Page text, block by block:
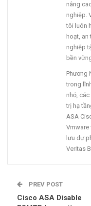
nâng
nghiệp.
tôi luôn
hoạt,
nghiệp
bền
Phương
trong
nhỏ,
trị hạ
ASA
Vmware
lưu dự
Veritas
PREV POST
Cisco ASA Disable